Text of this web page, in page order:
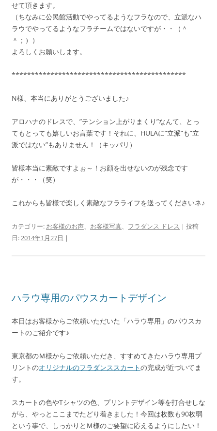
せて頂きます。
（ちなみに公民館活動でやってるようなフラなので、立派なハ
ラウでやってるようなフラチームではないですが・・（＾
＾；））
よろしくお願いします。
*********************************************
N様、本当にありがとうございました♪
アロハナのドレスで、”テンション上がりまくり”なんて、とっ
てもとっても嬉しいお言葉です！それに、HULAに”立派”も”立
派ではない”もありません！（キッパリ）
皆様本当に素敵ですよぉ～！お顔を出せないのが残念です
が・・・（笑）
これからも皆様で楽しく素敵なフラライフを送ってくださいネ♪
カテゴリー: お客様のお声、 お客様写真、 フラダンス ドレス | 投稿
日:2014年1月27日 |
ハラウ専用のパウスカートデザイン
本日はお客様からご依頼いただいた「ハラウ専用」のパウスカ
ートのご紹介です♪
東京都のＭ様からご依頼いただき、すすめてきたハラウ専用プ
リントのオリジナルのフラダンススカートの完成が近づいてま
す。
スカートの色やTシャツの色、プリントデザイン等を打合せしな
がら、やっとここまでたどり着きました！今回は枚数も90枚弱
という事で、しっかりとＭ様のご要望に応えるようにしたい！